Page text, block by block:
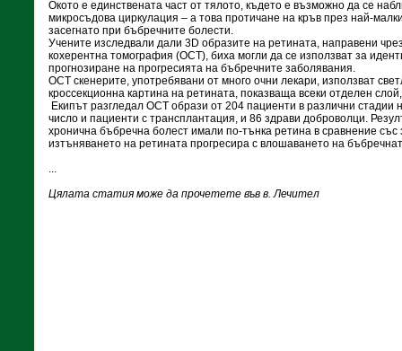
Окото е единствената част от тялото, където е възможно да се
микросъдова циркулация – а това протичане на кръв през най-
засегнато при бъбречните болести.
Учените изследвали дали 3D образите на ретината, направени
кохерентна томография (ОСТ), биха могли да се използват за
прогнозиране на прогресията на бъбречните заболявания.
ОСТ скенерите, употребявани от много очни лекари, използват
кроссекционна картина на ретината, показваща всеки отделен
Екипът разгледал ОСТ образи от 204 пациенти в различни стадии
число и пациенти с трансплантация, и 86 здрави доброволци.
хронична бъбречна болест имали по-тънка ретина в сравнение със
изтъняването на ретината прогресира с влошаването на
...
Цялата статия може да прочетете във в. Лечител